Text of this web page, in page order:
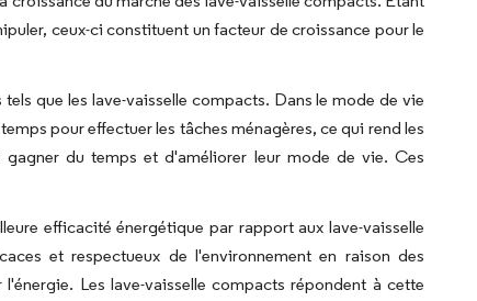
ceux-ci constituent un facteur de croissance pour le
que les lave-vaisselle compacts. Dans le mode de vie
pour effectuer les tâches ménagères, ce qui rend les
du temps et d'améliorer leur mode de vie. Ces
efficacité énergétique par rapport aux lave-vaisselle
et respectueux de l'environnement en raison des
Les lave-vaisselle compacts répondent à cette